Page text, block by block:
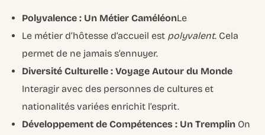
Polyvalence : Un Métier CaméléonLe
Le métier d’hôtesse d’accueil est polyvalent. Cela
permet de ne jamais s’ennuyer.
Diversité Culturelle : Voyage Autour du Monde
Interagir avec des personnes de cultures et
nationalités variées enrichit l’esprit.
Développement de Compétences : Un Tremplin On